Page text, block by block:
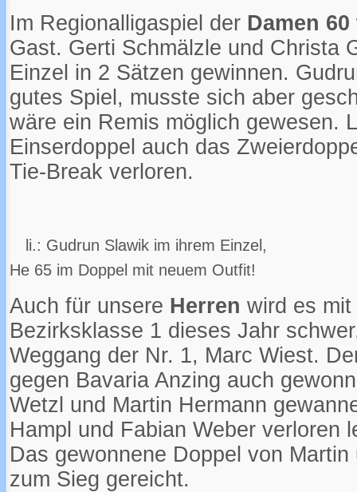
Im Regionalligaspiel der Damen 60
Gast. Gerti Schmälzle und Christa
Einzel in 2 Sätzen gewinnen.
gutes Spiel, musste sich aber
wäre ein Remis möglich gewesen.
Einserdoppel auch das
Tie-Break verloren.
li.: Gudrun Slawik im
He 65 im Doppel mit neuem Outfit!
Auch für unsere Herren wird es
Bezirksklasse 1 dieses Jahr
Weggang der Nr. 1, Marc Wiest.
gegen Bavaria Anzing auch
Wetzl und Martin Hermann
Hampl und Fabian Weber verloren
Das gewonnene Doppel von
zum Sieg gereicht.